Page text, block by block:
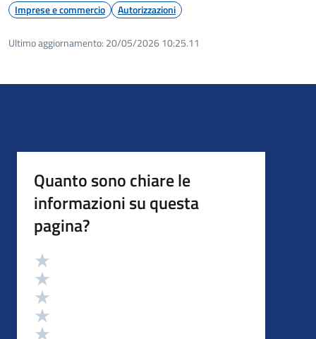
Imprese e commercio Autorizzazioni
Ultimo aggiornamento: 20/05/2026 10:25.11
Quanto sono chiare le
informazioni su questa
pagina?
Valutazione